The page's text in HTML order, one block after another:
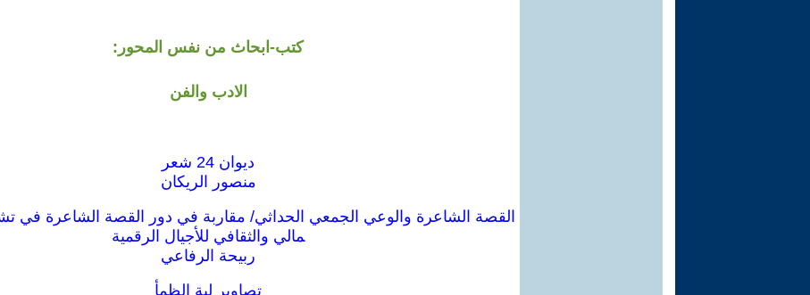
كتب-ابحاث من نفس المحور:
الادب والفن
ديوان 24 شعر
منصور الريكان
القصة الشاعرة والوعي الجمعي الحداثي/ مقاربة في دور القصة الشاعرة في
مالي والثقافي للأجيال الرقمية
ربيحة الرفاعي
تصاوير لية الظمأ